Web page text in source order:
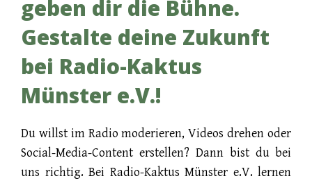
geben dir die Bühne.
Gestalte deine Zukunft
bei Radio-Kaktus
Münster e.V.!
Du willst im Radio moderieren, Videos drehen oder
Social-Media-Content erstellen? Dann bist du bei
uns richtig. Bei Radio-Kaktus Münster e.V. lernen